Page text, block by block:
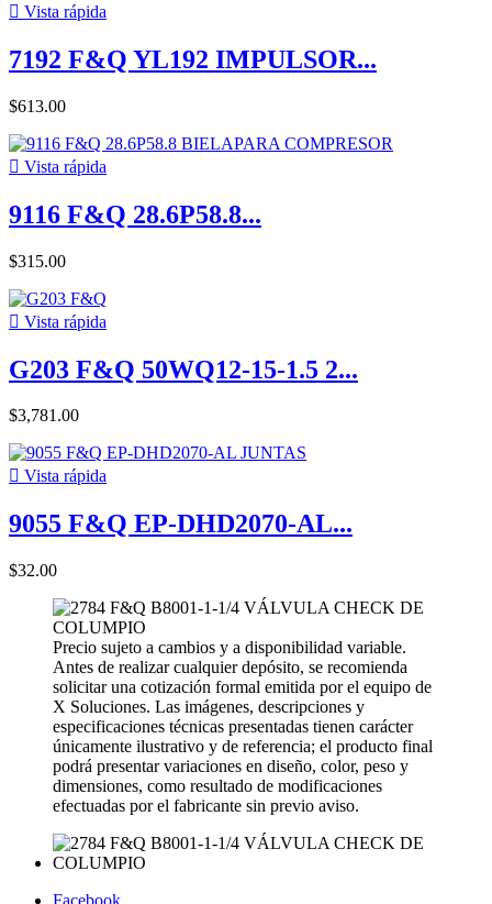
 Vista rápida
7192 F&Q YL192 IMPULSOR...
$613.00
 Vista rápida
9116 F&Q 28.6P58.8...
$315.00
 Vista rápida
G203 F&Q 50WQ12-15-1.5 2...
$3,781.00
 Vista rápida
9055 F&Q EP-DHD2070-AL...
$32.00
Precio sujeto a cambios y a disponibilidad variable.
Antes de realizar cualquier depósito, se recomienda
solicitar una cotización formal emitida por el equipo de
X Soluciones. Las imágenes, descripciones y
especificaciones técnicas presentadas tienen carácter
únicamente ilustrativo y de referencia; el producto final
podrá presentar variaciones en diseño, color, peso y
dimensiones, como resultado de modificaciones
efectuadas por el fabricante sin previo aviso.